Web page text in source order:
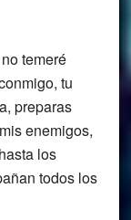
temeré
tu
preparas
enemigos,
los
todos los